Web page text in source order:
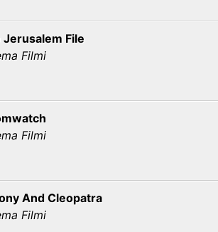
Jerusalem File
Filmi
Filmi
And Cleopatra
Filmi